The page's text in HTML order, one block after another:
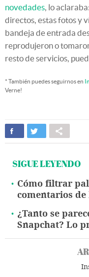
novedades, lo
directos, estas fotos y
bandeja de entrada
reprodujeron o
resto de servicios,
* También puedes seguirnos en
Verne!
SIGUE LEYENDO
Cómo filtrar
comentarios
¿Tanto se
Snapchat? Lo